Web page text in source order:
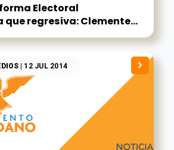
Electoral
regresiva: Clemente...
| 12 JUL 2014